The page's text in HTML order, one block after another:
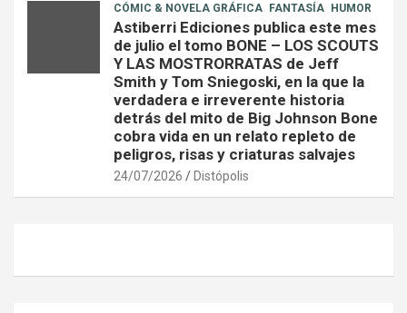
CÓMIC & NOVELA GRÁFICA FANTASÍA HUMOR
Astiberri Ediciones publica este mes
de julio el tomo BONE – LOS SCOUTS
Y LAS MOSTRORRATAS de Jeff
Smith y Tom Sniegoski, en la que la
verdadera e irreverente historia
detrás del mito de Big Johnson Bone
cobra vida en un relato repleto de
peligros, risas y criaturas salvajes
24/07/2026 Distópolis